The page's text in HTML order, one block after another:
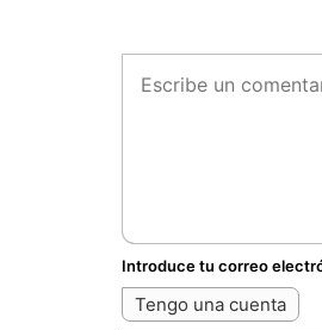
Introduce tu correo
Tengo una cuenta